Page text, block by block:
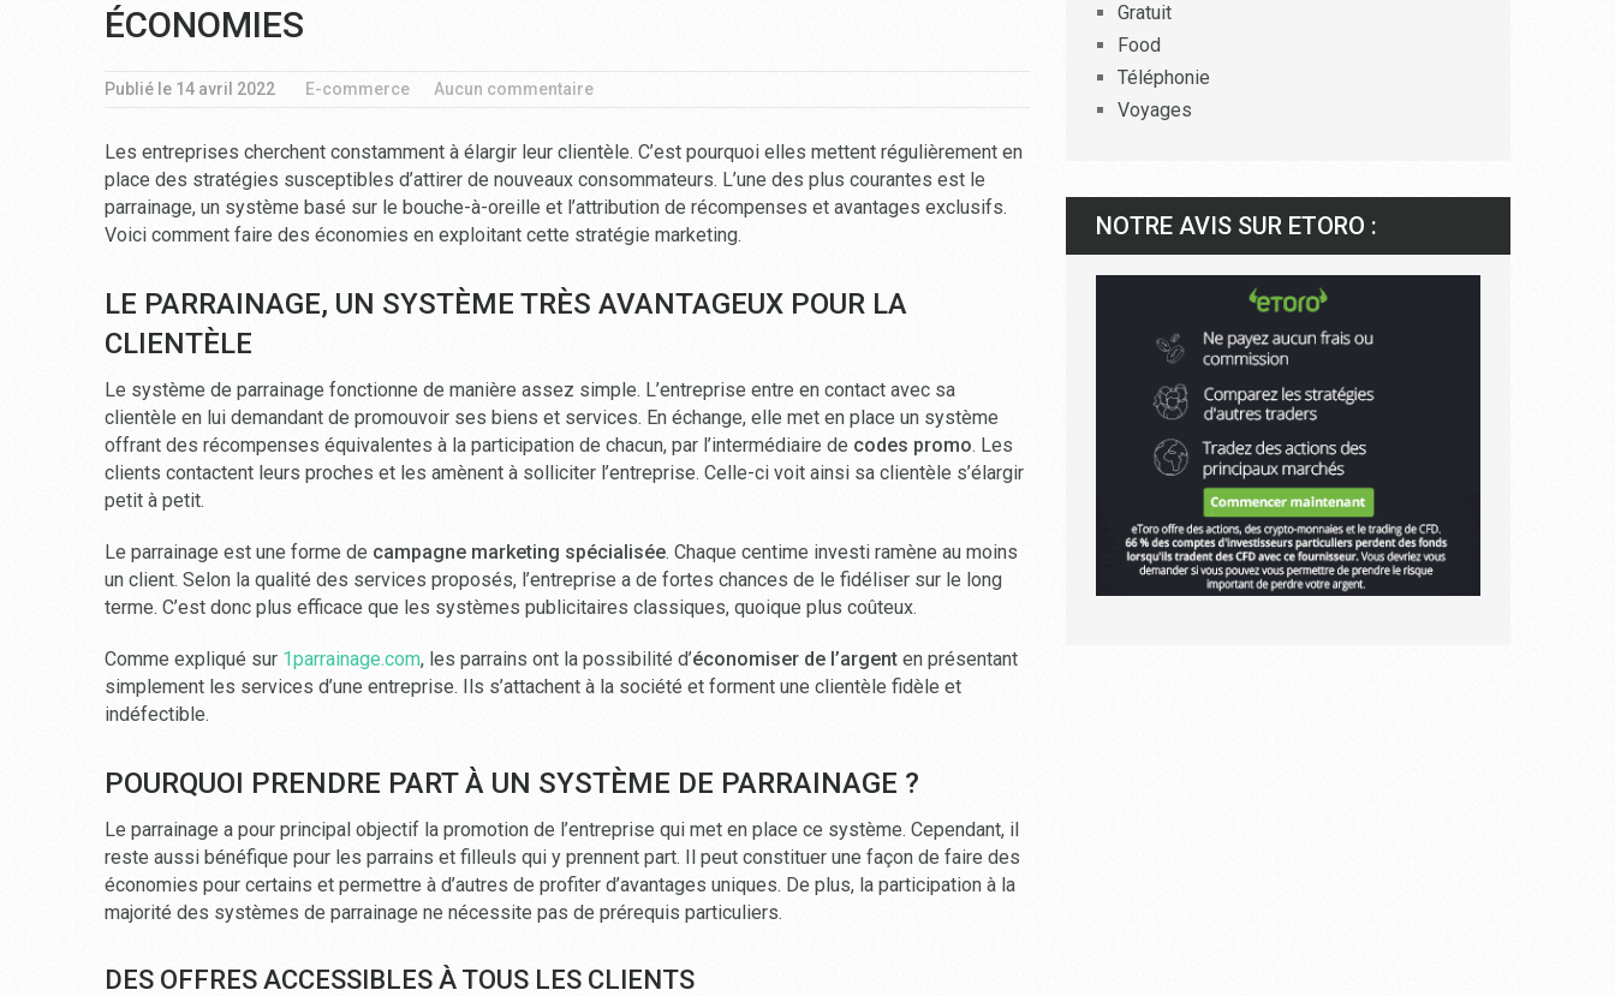
ÉCONOMIES
Publié le 14 avril 2022 E-commerce Aucun commentaire
Les entreprises cherchent constamment à élargir leur clientèle. C’est pourquoi elles mettent régulièrement en
place des stratégies susceptibles d’attirer de nouveaux consommateurs. L’une des plus courantes est le
parrainage, un système basé sur le bouche-à-oreille et l’attribution de récompenses et avantages exclusifs.
Voici comment faire des économies en exploitant cette stratégie marketing.
LE PARRAINAGE, UN SYSTÈME TRÈS AVANTAGEUX POUR LA
CLIENTÈLE
Le système de parrainage fonctionne de manière assez simple. L’entreprise entre en contact avec sa
clientèle en lui demandant de promouvoir ses biens et services. En échange, elle met en place un système
offrant des récompenses équivalentes à la participation de chacun, par l’intermédiaire de codes promo. Les
clients contactent leurs proches et les amènent à solliciter l’entreprise. Celle-ci voit ainsi sa clientèle s’élargir
petit à petit.
Le parrainage est une forme de campagne marketing spécialisée. Chaque centime investi ramène au moins
un client. Selon la qualité des services proposés, l’entreprise a de fortes chances de le fidéliser sur le long
terme. C’est donc plus efficace que les systèmes publicitaires classiques, quoique plus coûteux.
Comme expliqué sur 1parrainage.com, les parrains ont la possibilité d’économiser de l’argent en présentant
simplement les services d’une entreprise. Ils s’attachent à la société et forment une clientèle fidèle et
indéfectible.
POURQUOI PRENDRE PART À UN SYSTÈME DE PARRAINAGE ?
Le parrainage a pour principal objectif la promotion de l’entreprise qui met en place ce système. Cependant, il
reste aussi bénéfique pour les parrains et filleuls qui y prennent part. Il peut constituer une façon de faire des
économies pour certains et permettre à d’autres de profiter d’avantages uniques. De plus, la participation à la
majorité des systèmes de parrainage ne nécessite pas de prérequis particuliers.
DES OFFRES ACCESSIBLES À TOUS LES CLIENTS
Gratuit
Food
Téléphonie
Voyages
NOTRE AVIS SUR ETORO :